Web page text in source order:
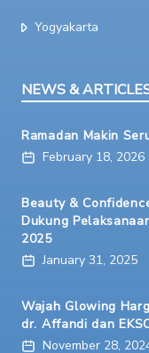
Yogyakarta
NEWS &
Ramadan Makin
February 18, 2026
Beauty &
Dukung
2025
January 31, 2025
Wajah Glowing
dr. Affandi dan
November 28,